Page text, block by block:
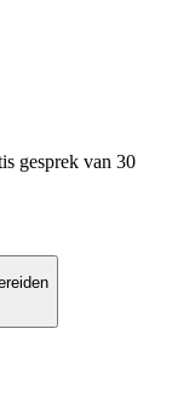
gesprek van 30